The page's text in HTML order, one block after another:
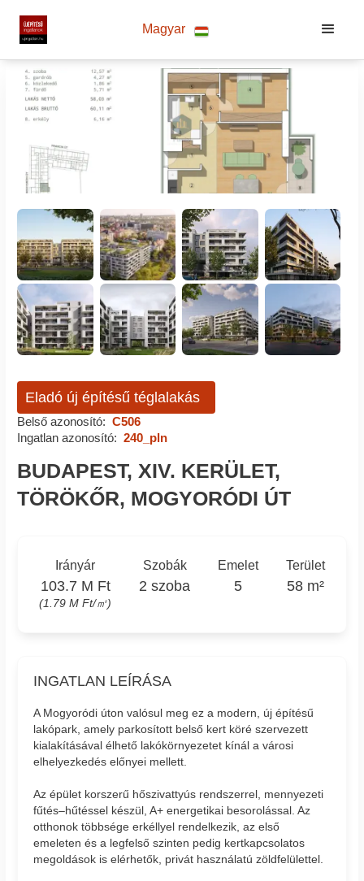
Magyar
Eladó új építésű téglalakás
Belső azonosító: C506
Ingatlan azonosító: 240_pln
BUDAPEST, XIV. KERÜLET,
TÖRÖKŐR, MOGYORÓDI ÚT
Irányár
103.7 M Ft
(1.79 M Ft/㎡)
Szobák
2 szoba
Emelet
5
Terület
58 m²
INGATLAN LEÍRÁSA
A Mogyoródi úton valósul meg ez a modern, új építésű
lakópark, amely parkosított belső kert köré szervezett
kialakításával élhető lakókörnyezetet kínál a városi
elhelyezkedés előnyei mellett.
Az épület korszerű hőszivattyús rendszerrel, mennyezeti
fűtés–hűtéssel készül, A+ energetikai besorolással. Az
otthonok többsége erkéllyel rendelkezik, az első
emeleten és a legfelső szinten pedig kertkapcsolatos
megoldások is elérhetők, privát használatú zöldfelülettel.